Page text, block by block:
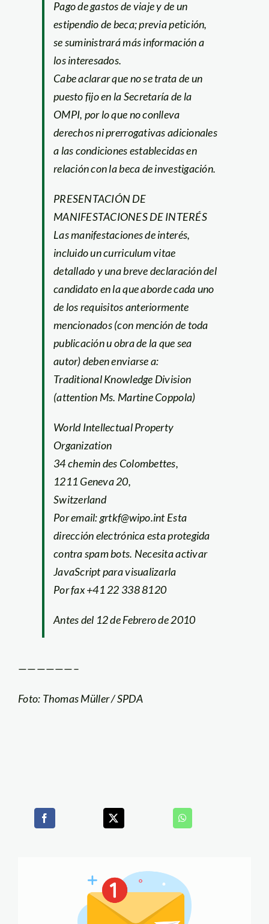
Pago de gastos de viaje y de un
estipendio de beca; previa petición,
se suministrará más información a
los interesados.
Cabe aclarar que no se trata de un
puesto fijo en la Secretaría de la
OMPI, por lo que no conlleva
derechos ni prerrogativas adicionales
a las condiciones establecidas en
relación con la beca de investigación.
PRESENTACIÓN DE
MANIFESTACIONES DE INTERÉS
Las manifestaciones de interés,
incluido un curriculum vitae
detallado y una breve declaración del
candidato en la que aborde cada uno
de los requisitos anteriormente
mencionados (con mención de toda
publicación u obra de la que sea
autor) deben enviarse a:
Traditional Knowledge Division
(attention Ms. Martine Coppola)
World Intellectual Property
Organization
34 chemin des Colombettes,
1211 Geneva 20,
Switzerland
Por email: grtkf@wipo.int Esta
dirección electrónica esta protegida
contra spam bots. Necesita activar
JavaScript para visualizarla
Por fax +41 22 338 8120
Antes del 12 de Febrero de 2010
——————–
Foto: Thomas Müller / SPDA